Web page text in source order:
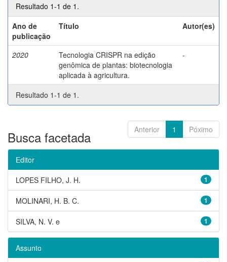
Resultado 1-1 de 1.
Ano de
publicação
Título Autor(es)
2020
Tecnologia CRISPR na edição
genômica de plantas: biotecnologia
aplicada à agricultura.
-
Resultado 1-1 de 1.
Anterior 1 Póximo
Busca facetada
Editor
1
LOPES FILHO, J. H.
1
MOLINARI, H. B. C.
1
SILVA, N. V. e
Assunto